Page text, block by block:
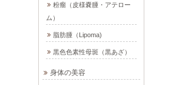
粉瘤（皮様嚢腫・アテロー
ム）
脂肪腫（Lipoma)
黒色色素性母斑（黒あざ）
身体の美容